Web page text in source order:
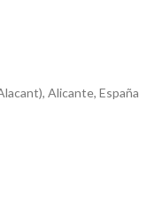
Alicante, España